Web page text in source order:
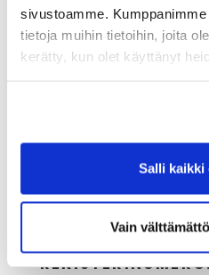
sivustoamme.
tietoja muihin tietoihin, joita
kerätty, kun olet käyttänyt
Salli kaikki
Vain
Karavaanipaikan
Karavaanipaikan
(44snt/min+ppm).
KERRO